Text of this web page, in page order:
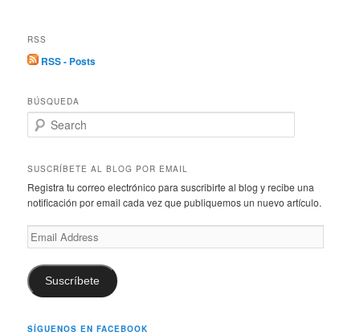
RSS
RSS - Posts
BÚSQUEDA
e
r
h
SUSCRÍBETE AL BLOG POR EMAIL
Registra tu correo electrónico para suscribirte al blog y recibe una
notificación por email cada vez que publiquemos un nuevo artículo.
Email
Address
Suscríbete
SÍGUENOS EN FACEBOOK